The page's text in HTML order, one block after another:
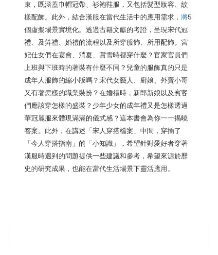
束，既涵蓋巾帽冠帶、衫袍鞋服，又包括髮型妝容、紋
樣配飾。此外，結合漢服在當代生活中的應用需求， 將5
個虛擬場景實境化。透過古籍文獻的考證，呈現宋代冠
禮、及笄禮、婚禮的流程以及所穿服飾、所用配飾。宮
妃仕女們在宴會、消夏、賞雪時都穿什麼？官家官員們
上班與下班時的著裝有什麼不同？兒童的服飾真的只是
成年人服飾的縮小版嗎？宋代女藝人、廚娘、外賣小哥
又有著怎樣的職業裝扮？在婚禮時，新郎新娘以及賓客
們應該穿怎樣的盛裝？少年少女的成年禮又是怎樣透過
華冠麗服來體現滿滿的儀式感？這本書會為你一一揭曉
答案。此外，在講述「宋人穿搭檔案」中間，穿插了
「今人穿搭指南」的「小知識」，希望針對愛好者穿著
漢服時遇到的問題提供一些建議和參考，希望來源於歷
史的研究成果，也能在當代生活場景下靈活應用。